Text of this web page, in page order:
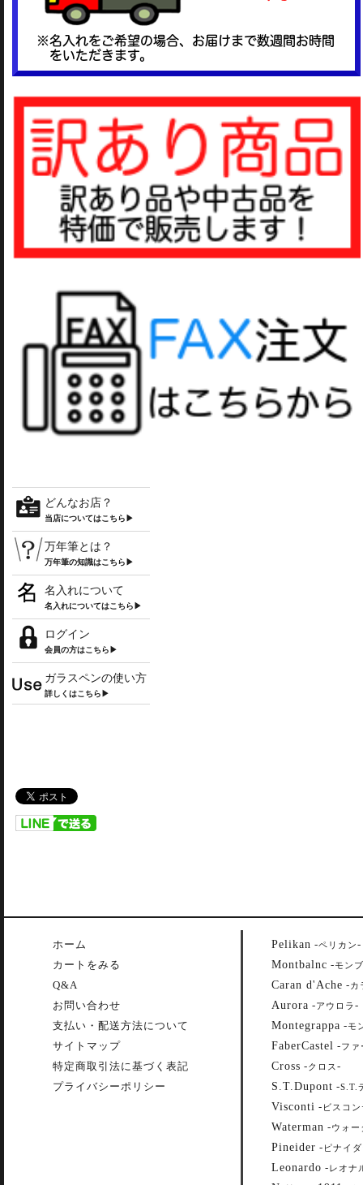
どんなお店？
当店についてはこちら▶
万年筆とは？
万年筆の知識はこちら▶
名入れについて
名入れについてはこちら▶
ログイン
会員の方はこちら▶
ガラスペンの使い方
詳しくはこちら▶
ホーム
カートをみる
Q&A
お問い合わせ
支払い・配送方法について
サイトマップ
特定商取引法に基づく表記
プライバシーポリシー
Pelikan -ペリカン-
Montbalnc -モン
Caran d'Ache -カ
Aurora -アウロラ -
Montegrappa -モ
FaberCastel -ファ
Cross -クロス -
S.T.Dupont -S.T.
Visconti - ビスコ
Waterman -ウォー
Pineider - ピナイ
Leonardo -レオナ